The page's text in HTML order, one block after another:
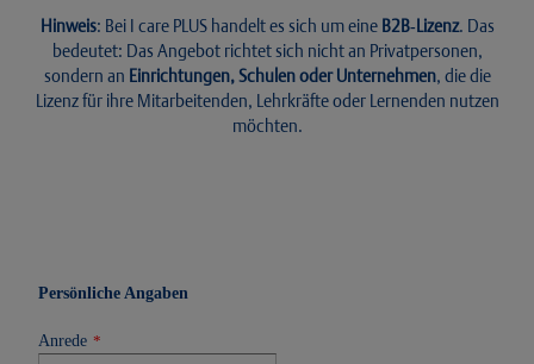
Hinweis: Bei I care PLUS handelt es sich um eine B2B‑Lizenz. Das
bedeutet: Das Angebot richtet sich nicht an Privatpersonen,
sondern an Einrichtungen, Schulen oder Unternehmen, die die
Lizenz für ihre Mitarbeitenden, Lehrkräfte oder Lernenden nutzen
möchten.
Persönliche Angaben
Anrede *